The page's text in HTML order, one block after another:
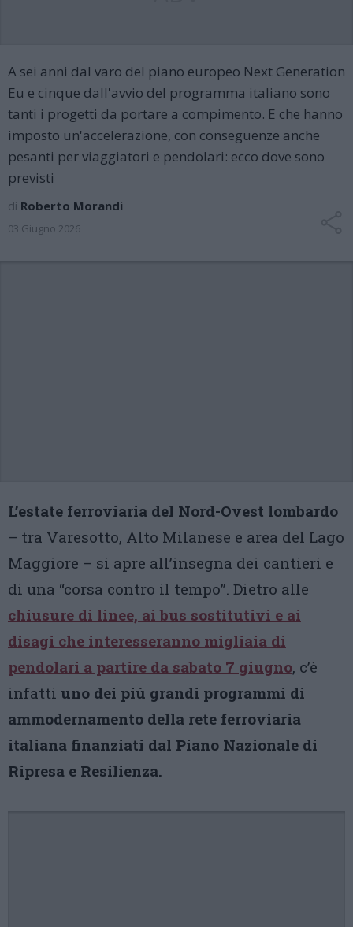
A sei anni dal varo del piano europeo Next Generation
Eu e cinque dall'avvio del programma italiano sono
tanti i progetti da portare a compimento. E che hanno
imposto un'accelerazione, con conseguenze anche
pesanti per viaggiatori e pendolari: ecco dove sono
previsti
di Roberto Morandi
03 Giugno 2026
L’estate ferroviaria del Nord-Ovest lombardo
– tra Varesotto, Alto Milanese e area del Lago
Maggiore – si apre all’insegna dei cantieri e
di una “corsa contro il tempo”. Dietro alle
chiusure di linee, ai bus sostitutivi e ai
disagi che interesseranno migliaia di
pendolari a partire da sabato 7 giugno, c’è
infatti uno dei più grandi programmi di
ammodernamento della rete ferroviaria
italiana finanziati dal Piano Nazionale di
Ripresa e Resilienza.